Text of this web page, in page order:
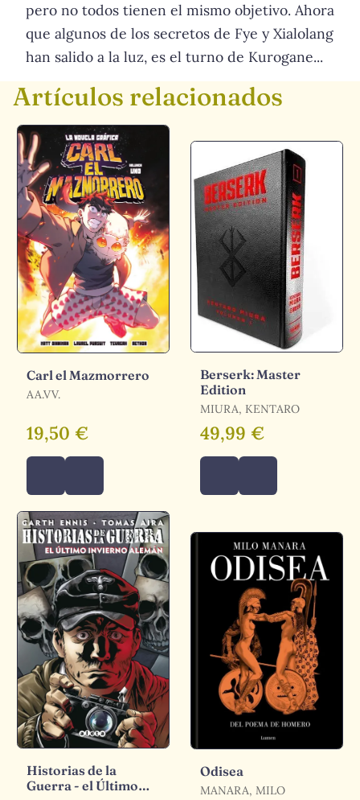
pero no todos tienen el mismo objetivo. Ahora
que algunos de los secretos de Fye y Xialolang
han salido a la luz, es el turno de Kurogane...
Artículos relacionados
Carl el Mazmorrero
AA.VV.
19,50 €
Berserk: Master
Edition
MIURA, KENTARO
49,99 €
Historias de la
Guerra - el Último
Odisea
MANARA, MILO